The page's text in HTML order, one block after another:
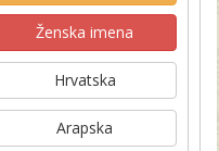
Ženska imena
Hrvatska
Arapska